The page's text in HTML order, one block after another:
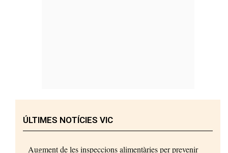
ÚLTIMES NOTÍCIES VIC
Augment de les inspeccions alimentàries per prevenir